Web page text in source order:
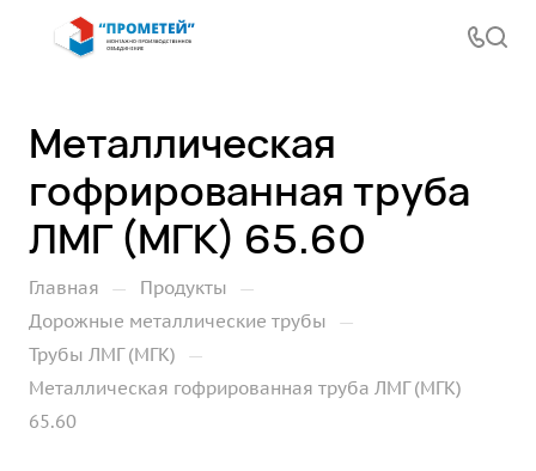
Металлическая
гофрированная труба
ЛМГ (МГК) 65.60
Главная — Продукты —
Дорожные металлические трубы —
Трубы ЛМГ (МГК) —
Металлическая гофрированная труба ЛМГ (МГК)
65.60